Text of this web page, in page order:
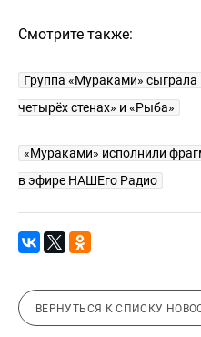
Смотрите также:
Группа «Мураками»
четырёх стенах» и «Рыба»
«Мураками» исполнили
в эфире НАШЕго Радио
ВЕРНУТЬСЯ К СПИСКУ